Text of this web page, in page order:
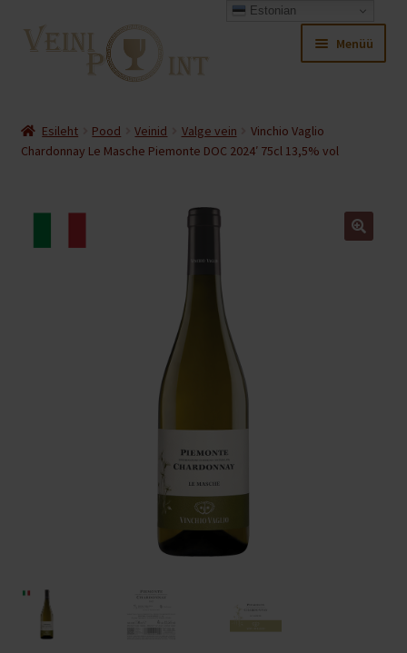
Liigu
navigeerimisele
Liigu
sisu
Menüü
Minu konto
Esileht Pood Veinid Valge vein
Vinchio Vaglio
Chardonnay Le Masche Piemonte DOC 2024′ 75cl 13,5% vol
Estonian